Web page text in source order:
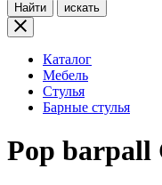
Найти искать
Каталог
Мебель
Стулья
Барные стулья
Pop barpall